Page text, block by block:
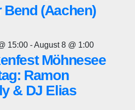
Bend (Aachen)
15:00-August 8 @ 1:00
Möhnesee
Ramon
& DJ Elias